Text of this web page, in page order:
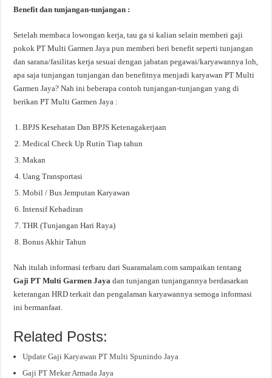
Benefit dan tunjangan-tunjangan :
Setelah membaca lowongan kerja, tau ga si kalian selain memberi gaji
pokok PT Multi Garmen Jaya pun memberi beri benefit seperti tunjangan
dan sarana/fasilitas kerja sesuai dengan jabatan pegawai/karyawannya loh,
apa saja tunjangan tunjangan dan benefitnya menjadi karyawan PT Multi
Garmen Jaya? Nah ini beberapa contoh tunjangan-tunjangan yang di
berikan PT Multi Garmen Jaya :
BPJS Kesehatan Dan BPJS Ketenagakerjaan
Medical Check Up Rutin Tiap tahun
Makan
Uang Transportasi
Mobil / Bus Jemputan Karyawan
Intensif Kehadiran
THR (Tunjangan Hari Raya)
Bonus Akhir Tahun
Nah itulah informasi terbaru dari Suaramalam.com sampaikan tentang
Gaji PT Multi Garmen Jayadan tunjangan tunjangannya berdasarkan
keterangan HRD terkait dan pengalaman karyawannya semoga informasi
ini bermanfaat.
Related Posts:
Update Gaji Karyawan PT Multi Spunindo Jaya
Gaji PT Mekar Armada Jaya